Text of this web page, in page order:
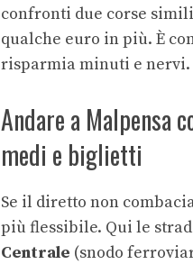
confronti due corse
qualche euro in più. È
risparmia minuti e nervi.
Andare a Malpensa
medi e biglietti
Se il diretto non
più flessibile. Qui le
Centrale (snodo